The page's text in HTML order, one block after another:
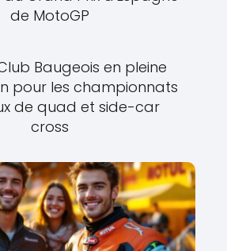
de MotoGP
Baugeois en pleine
pour les championnats
de quad et side-car
cross